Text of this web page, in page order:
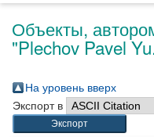
Объекты,
"Plechov Pavel
На уровень вверх
Экспорт в